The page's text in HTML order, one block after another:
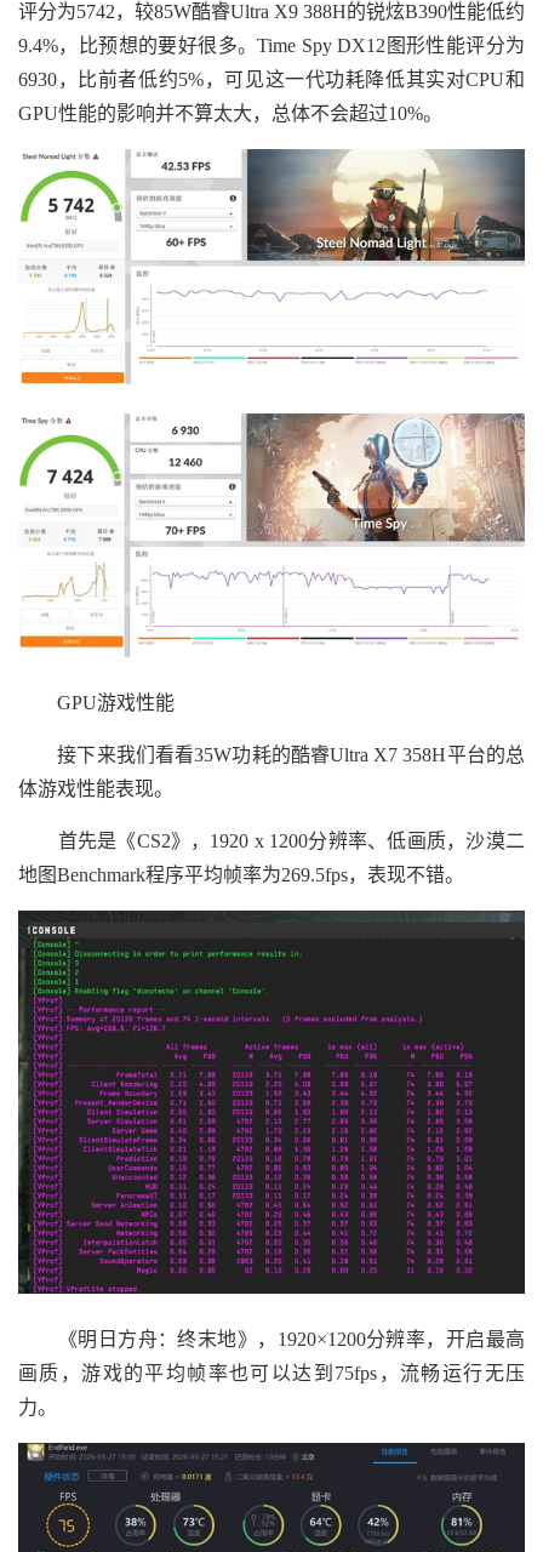
评分为5742，较85W酷睿Ultra X9 388H的锐炫B390性能低约
9.4%，比预想的要好很多。Time Spy DX12图形性能评分为
6930，比前者低约5%，可见这一代功耗降低其实对CPU和
GPU性能的影响并不算太大，总体不会超过10%。
GPU游戏性能
接下来我们看看35W功耗的酷睿Ultra X7 358H平台的总
体游戏性能表现。
首先是《CS2》，1920 x 1200分辨率、低画质，沙漠二
地图Benchmark程序平均帧率为269.5fps，表现不错。
《明日方舟：终末地》，1920×1200分辨率，开启最高
画质，游戏的平均帧率也可以达到75fps，流畅运行无压
力。